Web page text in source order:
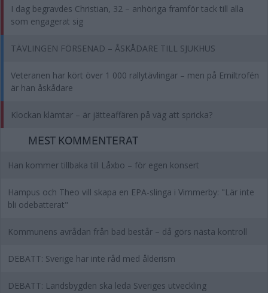
I dag begravdes Christian, 32 – anhöriga framför tack till alla
som engagerat sig
TÄVLINGEN FÖRSENAD – ÅSKÅDARE TILL SJUKHUS
Veteranen har kört över 1 000 rallytävlingar – men på Emiltrofén
är han åskådare
Klockan klämtar – är jätteaffären på väg att spricka?
MEST KOMMENTERAT
Han kommer tillbaka till Låxbo – för egen konsert
Hampus och Theo vill skapa en EPA-slinga i Vimmerby: "Lär inte
bli odebatterat"
Kommunens avrådan från bad består – då görs nästa kontroll
DEBATT: Sverige har inte råd med ålderism
DEBATT: Landsbygden ska leda Sveriges utveckling